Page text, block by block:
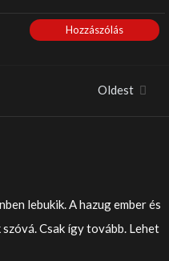
Hozzászólás
Oldest
lebukik. A hazug ember és
Csak így tovább. Lehet